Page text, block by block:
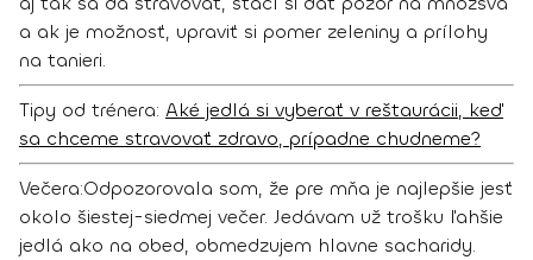
a ak je možnosť, upraviť si pomer zeleniny a prílohy
na tanieri.
Tipy od trénera: Aké jedlá si vyberať v reštaurácii, keď
sa chceme stravovať zdravo, prípadne chudneme?
Večera:Odpozorovala som, že pre mňa je najlepšie jesť
okolo šiestej-siedmej večer. Jedávam už trošku ľahšie
jedlá ako na obed, obmedzujem hlavne sacharidy.